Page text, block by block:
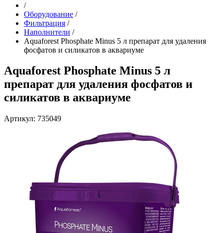
/
Оборудование /
Фильтрация /
Наполнители /
Aquaforest Phosphate Minus 5 л препарат для удаления
фосфатов и силикатов в аквариуме
Aquaforest Phosphate Minus 5 л
препарат для удаления фосфатов и
силикатов в аквариуме
Артикул: 735049